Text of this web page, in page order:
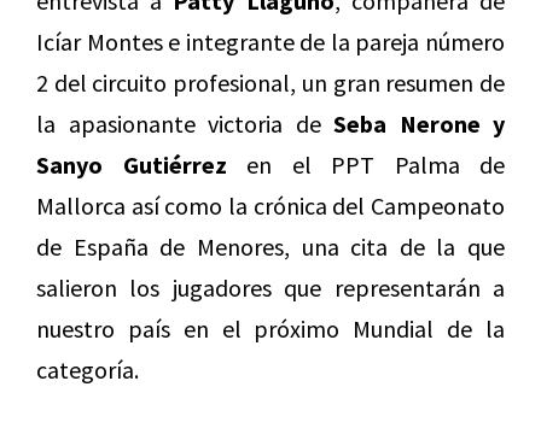
Icíar Montes e integrante de la pareja número
2 del circuito profesional, un gran resumen de
la apasionante victoria de Seba Nerone y
Sanyo Gutiérrez en el PPT Palma de
Mallorca así como la crónica del Campeonato
de España de Menores, una cita de la que
salieron los jugadores que representarán a
nuestro país en el próximo Mundial de la
categoría.